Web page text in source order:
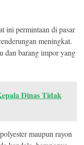
ini permintaan di pasar
meningkat.
dan barang impor yang
Dinas Tidak
maupun rayon